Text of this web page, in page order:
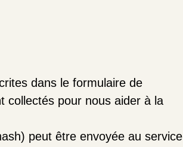
dans le formulaire de
collectés pour nous aider à la
peut être envoyée au service